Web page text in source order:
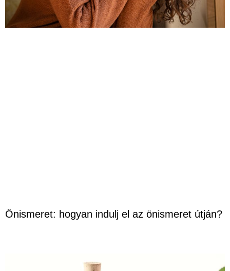
Önismeret: hogyan indulj el az önismeret útján?